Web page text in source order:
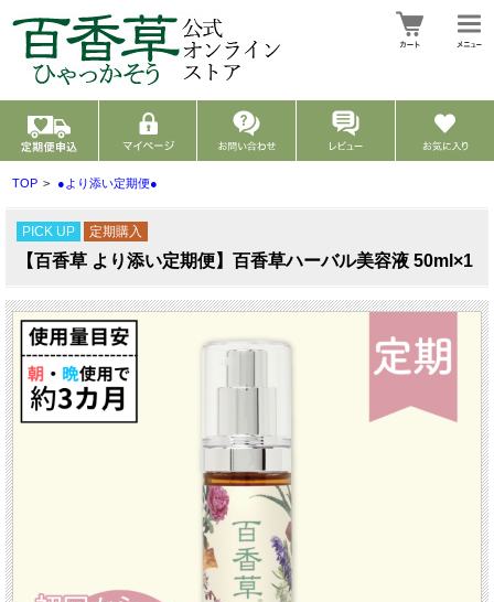
TOP > ●より添い定期便●
PICK UP 定期購入
【百香草 より添い定期便】百香草ハーバル美容液 50ml×1